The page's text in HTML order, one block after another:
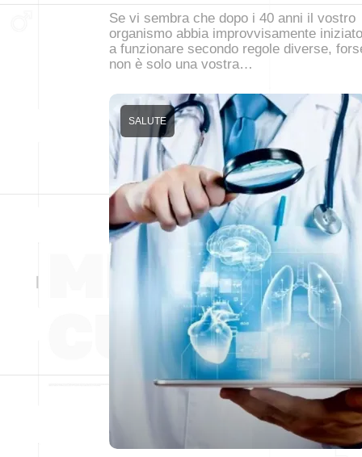
Se vi sembra che dopo i 40 anni il vostro
organismo abbia improvvisamente iniziato
a funzionare secondo regole diverse,
non è solo una vostra…
SALUTE